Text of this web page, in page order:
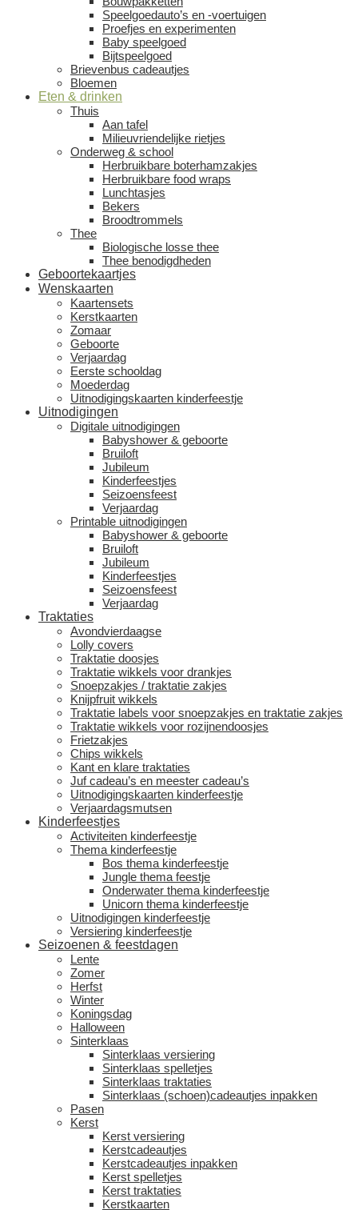
Speelgoedauto’s en -voertuigen
Proefjes en experimenten
Baby speelgoed
Bijtspeelgoed
Brievenbus cadeautjes
Bloemen
Eten & drinken
Thuis
Aan tafel
Milieuvriendelijke rietjes
Onderweg & school
Herbruikbare boterhamzakjes
Herbruikbare food wraps
Lunchtasjes
Bekers
Broodtrommels
Thee
Biologische losse thee
Thee benodigdheden
Geboortekaartjes
Wenskaarten
Kaartensets
Kerstkaarten
Zomaar
Geboorte
Verjaardag
Eerste schooldag
Moederdag
Uitnodigingskaarten kinderfeestje
Uitnodigingen
Digitale uitnodigingen
Babyshower & geboorte
Bruiloft
Jubileum
Kinderfeestjes
Seizoensfeest
Verjaardag
Printable uitnodigingen
Babyshower & geboorte
Bruiloft
Jubileum
Kinderfeestjes
Seizoensfeest
Verjaardag
Traktaties
Avondvierdaagse
Lolly covers
Traktatie doosjes
Traktatie wikkels voor drankjes
Snoepzakjes / traktatie zakjes
Knijpfruit wikkels
Traktatie labels voor snoepzakjes en traktatie zakjes
Traktatie wikkels voor rozijnendoosjes
Frietzakjes
Chips wikkels
Kant en klare traktaties
Juf cadeau’s en meester cadeau’s
Uitnodigingskaarten kinderfeestje
Verjaardagsmutsen
Kinderfeestjes
Activiteiten kinderfeestje
Thema kinderfeestje
Bos thema kinderfeestje
Jungle thema feestje
Onderwater thema kinderfeestje
Unicorn thema kinderfeestje
Uitnodigingen kinderfeestje
Versiering kinderfeestje
Seizoenen & feestdagen
Lente
Zomer
Herfst
Winter
Koningsdag
Halloween
Sinterklaas
Sinterklaas versiering
Sinterklaas spelletjes
Sinterklaas traktaties
Sinterklaas (schoen)cadeautjes inpakken
Pasen
Kerst
Kerst versiering
Kerstcadeautjes
Kerstcadeautjes inpakken
Kerst spelletjes
Kerst traktaties
Kerstkaarten